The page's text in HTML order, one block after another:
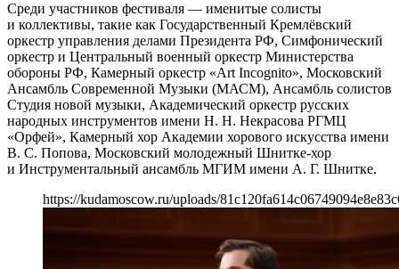
Среди участников фестиваля — именитые солисты
и коллективы, такие как Государственный Кремлёвский
оркестр управления делами Президента РФ, Симфонический
оркестр и Центральный военный оркестр Министерства
обороны РФ, Камерный оркестр «Art Incognito», Московский
Ансамбль Современной Музыки (МАСМ), Ансамбль солистов
Студия новой музыки, Академический оркестр русских
народных инструментов имени Н. Н. Некрасова РГМЦ
«Орфей», Камерный хор Академии хорового искусства имени
В. С. Попова, Московский молодежный Шнитке-хор
и Инструментальный ансамбль МГИМ имени А. Г. Шнитке.
https://kudamoscow.ru/uploads/